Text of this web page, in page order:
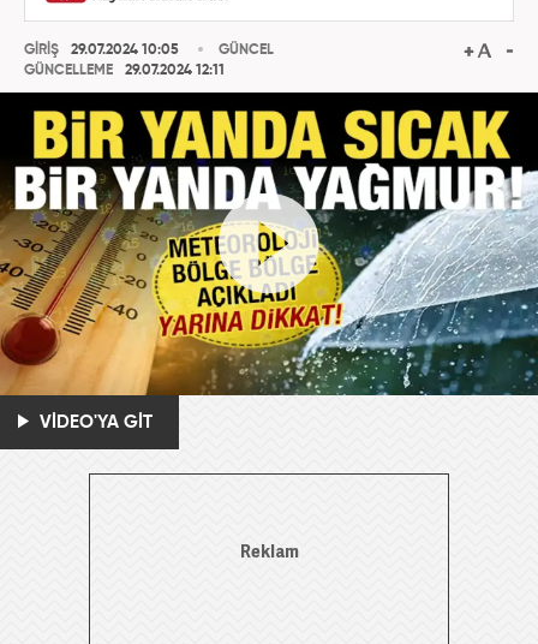
GİRİŞ
29.07.2024 10:05
GÜNCELLEME
29.07.2024 12:11
GÜNCEL
VİDEO'YA GİT